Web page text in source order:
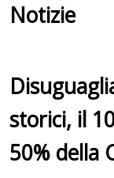
Notizie
storici, il
50% della